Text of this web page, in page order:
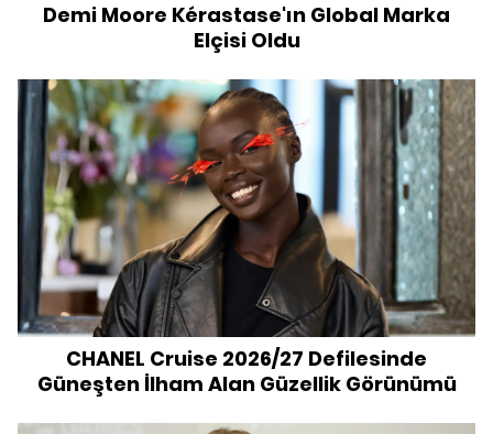
Demi Moore Kérastase'ın Global Marka
Elçisi Oldu
CHANEL Cruise 2026/27 Defilesinde
Güneşten İlham Alan Güzellik Görünümü